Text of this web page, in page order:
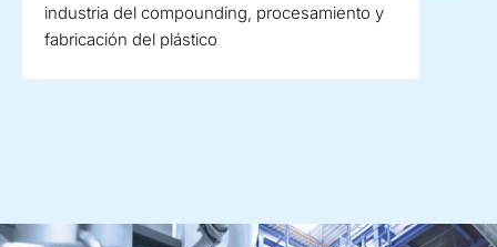
industria del compounding, procesamiento y
fabricación del plástico